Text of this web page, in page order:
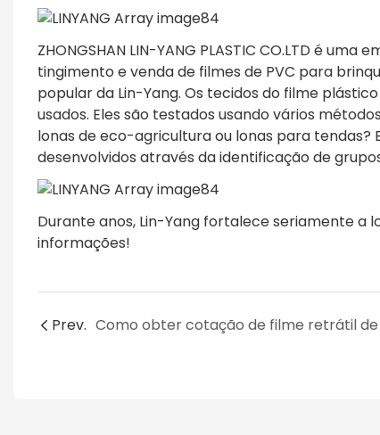
ZHONGSHAN LIN-YANG PLASTIC CO.LTD é
tingimento e venda de filmes de PVC para
popular da Lin-Yang. Os tecidos do filme
usados. Eles são testados usando vários
lonas de eco-agricultura ou lonas para tendas?
desenvolvidos através da identificação de
Durante anos, Lin-Yang fortalece seriamente a
informações!
Prev.